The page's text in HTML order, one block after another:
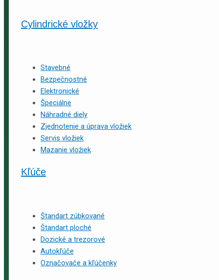
Cylindrické vložky
Stavebné
Bezpečnostné
Elektronické
Špeciálne
Náhradné diely
Zjednotenie a úprava vložiek
Servis vložiek
Mazanie vložiek
Kľúče
Štandart zúbkované
Štandart ploché
Dozické a trezorové
Autokľúče
Označovače a kľúčenky